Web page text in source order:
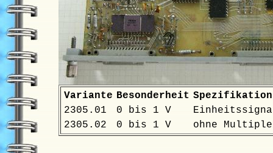
Variante Besonderheit Spezifikation
2305.01
0 bis 1 V
2305.02
0 bis 1 V ohne